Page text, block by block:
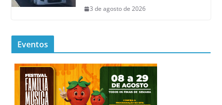
3 de agosto de 2026
Eventos